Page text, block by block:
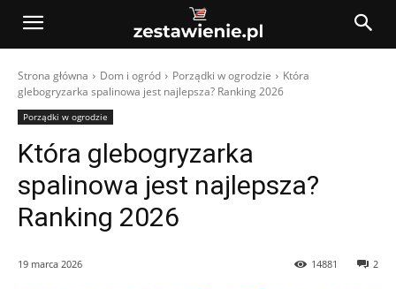
Strona główna Dom i ogród Porządki w ogrodzie
Która
glebogryzarka spalinowa jest najlepsza? Ranking 2026
Porządki w ogrodzie
Która glebogryzarka
spalinowa jest najlepsza?
Ranking 2026
19 marca 2026 2
14881